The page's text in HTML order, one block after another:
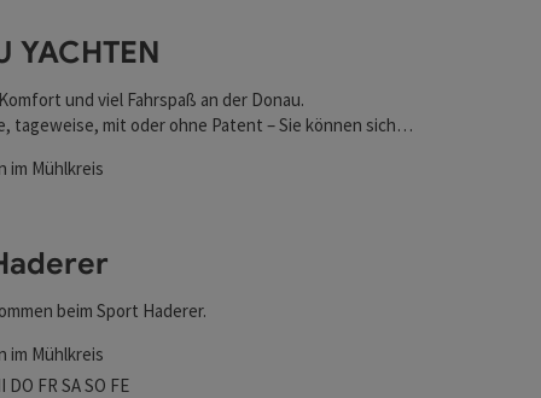
YACHTEN
und viel Fahrspaß an der Donau.
tageweise, mit oder ohne Patent – Sie können sich
und Familie genießen.
im Mühlkreis
beim Sport Haderer.
im Mühlkreis
geöffnetgeöffnet
Mittwoch geöffnet
DO Donnerstag geöffnet
FR Freitag geöffnet
SASamstag geöffnet
SO Sonntag geöffnet
FEFeiertag geöffnet